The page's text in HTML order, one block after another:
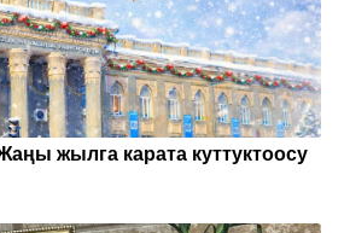
жылга карата куттуктоосу